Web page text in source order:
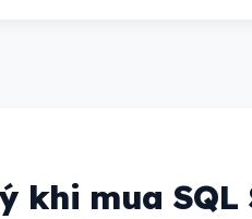
khi mua